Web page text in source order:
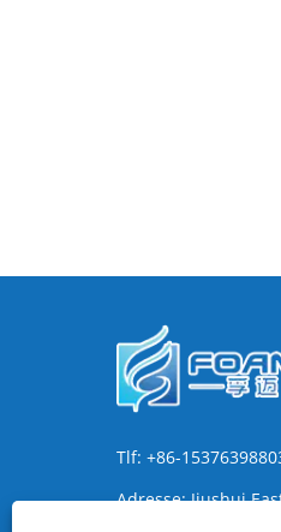
Tlf: +86-
Adresse: Jiushui